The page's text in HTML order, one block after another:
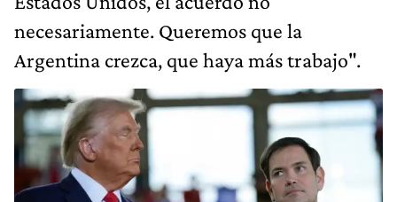
necesariamente. Queremos que la
Argentina crezca, que haya más trabajo".